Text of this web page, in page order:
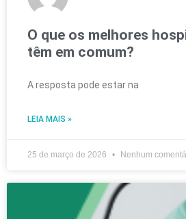
O que os melhores
têm em comum?
A resposta pode estar na
LEIA MAIS »
25 de março de 2026 Nenhum